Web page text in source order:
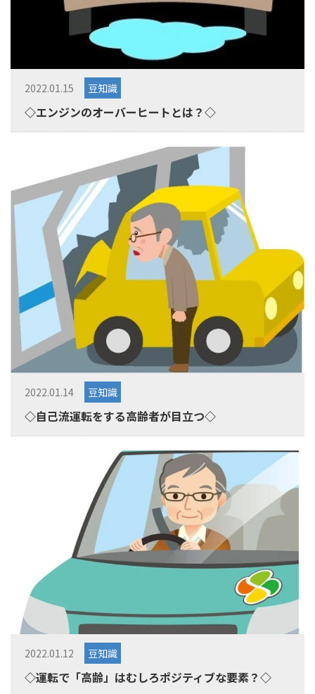
2022.01.15 豆知識
◇エンジンのオーバーヒートとは？◇
2022.01.14 豆知識
◇自己流運転をする高齢者が目立つ◇
2022.01.12 豆知識
◇運転で「高齢」はむしろポジティブな要素？◇